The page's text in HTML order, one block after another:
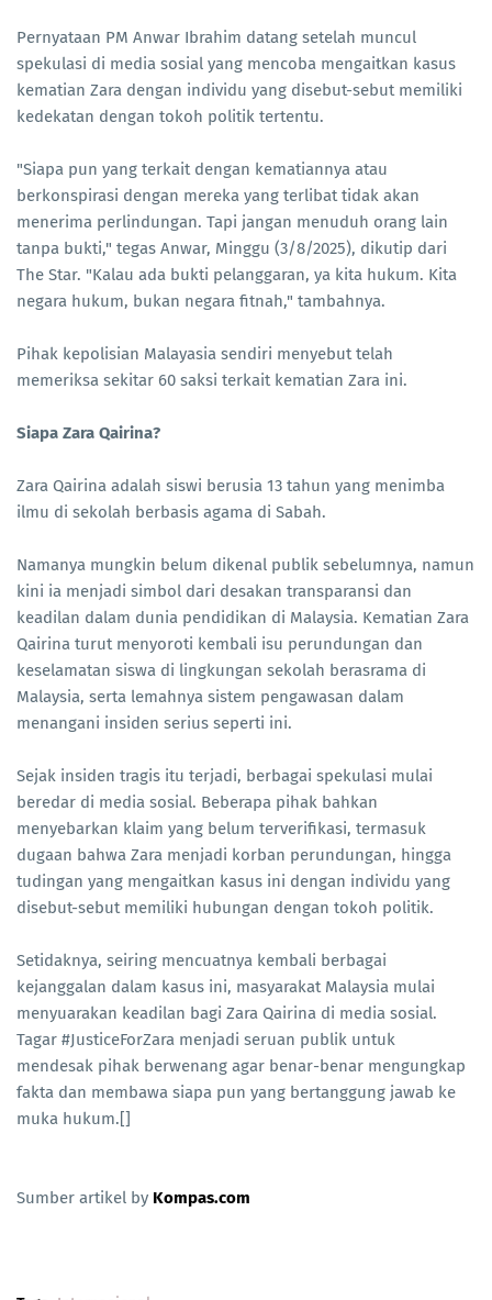
Pernyataan PM Anwar Ibrahim datang setelah muncul
spekulasi di media sosial yang mencoba mengaitkan kasus
kematian Zara dengan individu yang disebut-sebut memiliki
kedekatan dengan tokoh politik tertentu.
"Siapa pun yang terkait dengan kematiannya atau
berkonspirasi dengan mereka yang terlibat tidak akan
menerima perlindungan. Tapi jangan menuduh orang lain
tanpa bukti," tegas Anwar, Minggu (3/8/2025), dikutip dari
The Star. "Kalau ada bukti pelanggaran, ya kita hukum. Kita
negara hukum, bukan negara fitnah," tambahnya.
Pihak kepolisian Malayasia sendiri menyebut telah
memeriksa sekitar 60 saksi terkait kematian Zara ini.
Siapa Zara Qairina?
Zara Qairina adalah siswi berusia 13 tahun yang menimba
ilmu di sekolah berbasis agama di Sabah.
Namanya mungkin belum dikenal publik sebelumnya, namun
kini ia menjadi simbol dari desakan transparansi dan
keadilan dalam dunia pendidikan di Malaysia. Kematian Zara
Qairina turut menyoroti kembali isu perundungan dan
keselamatan siswa di lingkungan sekolah berasrama di
Malaysia, serta lemahnya sistem pengawasan dalam
menangani insiden serius seperti ini.
Sejak insiden tragis itu terjadi, berbagai spekulasi mulai
beredar di media sosial. Beberapa pihak bahkan
menyebarkan klaim yang belum terverifikasi, termasuk
dugaan bahwa Zara menjadi korban perundungan, hingga
tudingan yang mengaitkan kasus ini dengan individu yang
disebut-sebut memiliki hubungan dengan tokoh politik.
Setidaknya, seiring mencuatnya kembali berbagai
kejanggalan dalam kasus ini, masyarakat Malaysia mulai
menyuarakan keadilan bagi Zara Qairina di media sosial.
Tagar #JusticeForZara menjadi seruan publik untuk
mendesak pihak berwenang agar benar-benar mengungkap
fakta dan membawa siapa pun yang bertanggung jawab ke
muka hukum.[]
Sumber artikel by Kompas.com